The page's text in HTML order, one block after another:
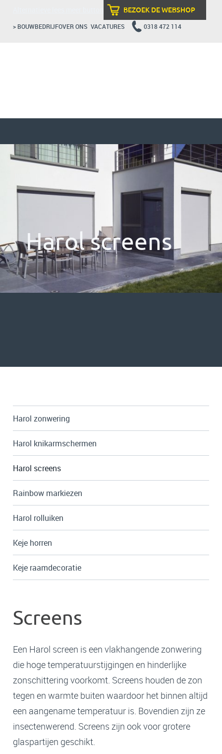
BEZOEK DE WEBSHOP
> BOUWBEDRIJFOVER ONS VACATURES 0318 472 114
Harol screens
Harol zonwering
Harol knikarmschermen
Harol screens
Rainbow markiezen
Harol rolluiken
Keje horren
Keje raamdecoratie
Screens
Een Harol screen is een vlakhangende zonwering
die hoge temperatuurstijgingen en hinderlijke
zonschittering voorkomt. Screens houden de zon
tegen en warmte buiten waardoor het binnen altijd
een aangename temperatuur is. Bovendien zijn ze
insectenwerend. Screens zijn ook voor grotere
glaspartijen geschikt.